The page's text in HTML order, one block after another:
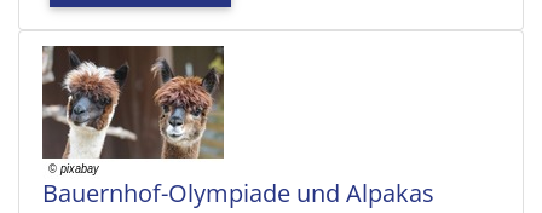
Bauernhof-Olympiade und Alpakas